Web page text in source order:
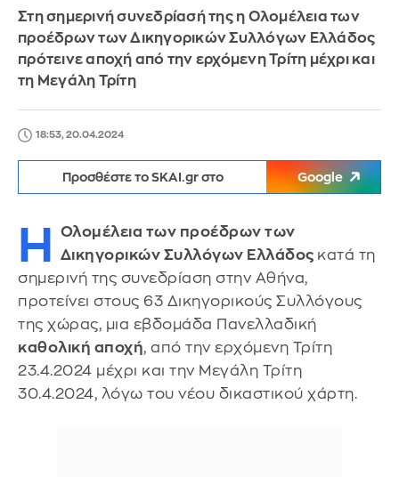
Στη σημερινή συνεδρίασή της η Ολομέλεια των
προέδρων των Δικηγορικών Συλλόγων Ελλάδος
πρότεινε αποχή από την ερχόμενη Τρίτη μέχρι και
τη Μεγάλη Τρίτη
18:53, 20.04.2024
Προσθέστε το SKAI.gr στο Google
Η
Ολομέλεια των προέδρων των
Δικηγορικών Συλλόγων Ελλάδος κατά τη
σημερινή της συνεδρίαση στην Αθήνα,
προτείνει στους 63 Δικηγορικούς Συλλόγους
της χώρας, μια εβδομάδα Πανελλαδική
καθολική αποχή, από την ερχόμενη Τρίτη
23.4.2024 μέχρι και την Μεγάλη Τρίτη
30.4.2024, λόγω του νέου δικαστικού χάρτη.